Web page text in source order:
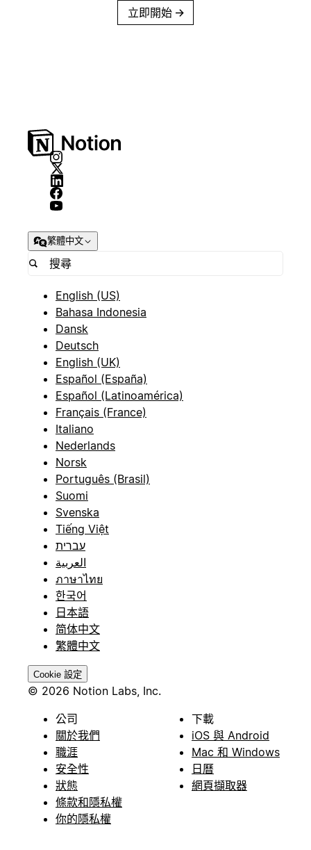
立即開始 →
繁體中文
English (US)
Bahasa Indonesia
Dansk
Deutsch
English (UK)
Español (España)
Español (Latinoamérica)
Français (France)
Italiano
Nederlands
Norsk
Português (Brasil)
Suomi
Svenska
Tiếng Việt
עברית
العربية
ภาษาไทย
한국어
日本語
简体中文
繁體中文
Cookie 設定
© 2026 Notion Labs, Inc.
公司
關於我們
職涯
安全性
狀態
條款和隱私權
你的隱私權
下載
iOS 與 Android
Mac 和 Windows
日曆
網頁擷取器